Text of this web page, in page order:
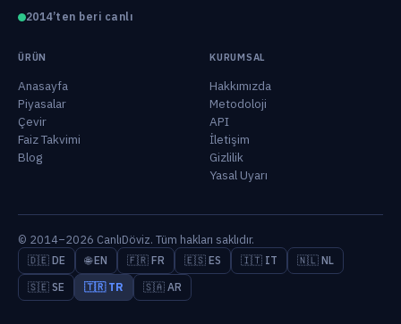
2014’ten beri canlı
ÜRÜN
Anasayfa
Piyasalar
Çevir
Faiz Takvimi
Blog
KURUMSAL
Hakkımızda
Metodoloji
API
İletişim
Gizlilik
Yasal Uyarı
© 2014–2026 CanlıDöviz. Tüm hakları saklıdır.
🇩🇪 DE 🌐 EN 🇫🇷 FR 🇪🇸 ES 🇮🇹 IT
🇳🇱 NL
🇸🇪 SE
🇹🇷 TR 🇸🇦 AR